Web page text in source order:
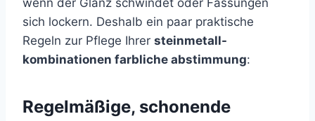
wenn der Glanz schwindet oder Fassungen
sich lockern. Deshalb ein paar praktische
Regeln zur Pflege Ihrer steinmetall-
kombinationen farbliche abstimmung:
Regelmäßige, schonende